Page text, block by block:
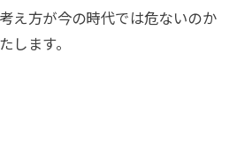
え方が今の時代では危ないのか
します。